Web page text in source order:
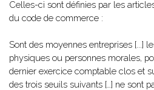
Celles-ci sont définies par les
du code de commerce :
Sont des moyennes entreprises [...]
physiques ou personnes morales,
dernier exercice comptable clos et
des trois seuils suivants […] ne sont